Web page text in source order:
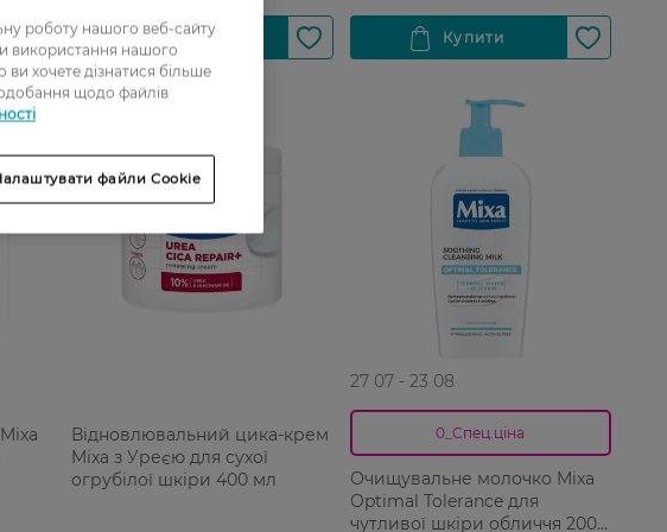
Відновлювальний цика-крем
Mixa з Уреєю для сухої
огрубілої шкіри 400 мл
27 07 - 23 08
0_Спец.ціна
Очищувальне молочко Mixa
Optimal Tolerance для
чутливої шкіри обличчя 200
роботу нашого веб-сайту
використання нашого
хочете дізнатися більше
щодо файлів
файли Cookie